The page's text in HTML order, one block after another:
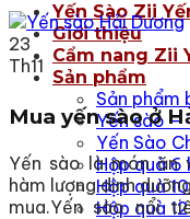
Yến Sào Zii
Giới thiệu
Cẩm nang Zii
Sản phẩm
Sản phẩm
Yến sào –
Yến Sào
Hộp quà 6
Hộp quà
Hộp quà
23
Th11
Mua yến sào ở
Yến sào là món ăn
hàm lượng dinh
mua.Yến sào nổi